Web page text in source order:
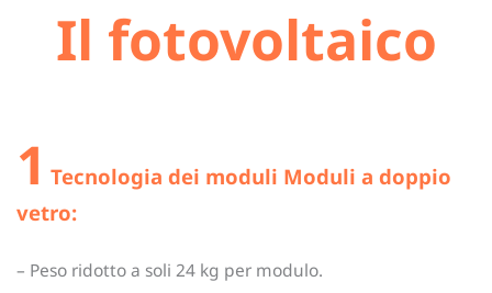
Il fotovoltaico
1 Tecnologia dei moduli Moduli a doppio
vetro:
– Peso ridotto a soli 24 kg per modulo.